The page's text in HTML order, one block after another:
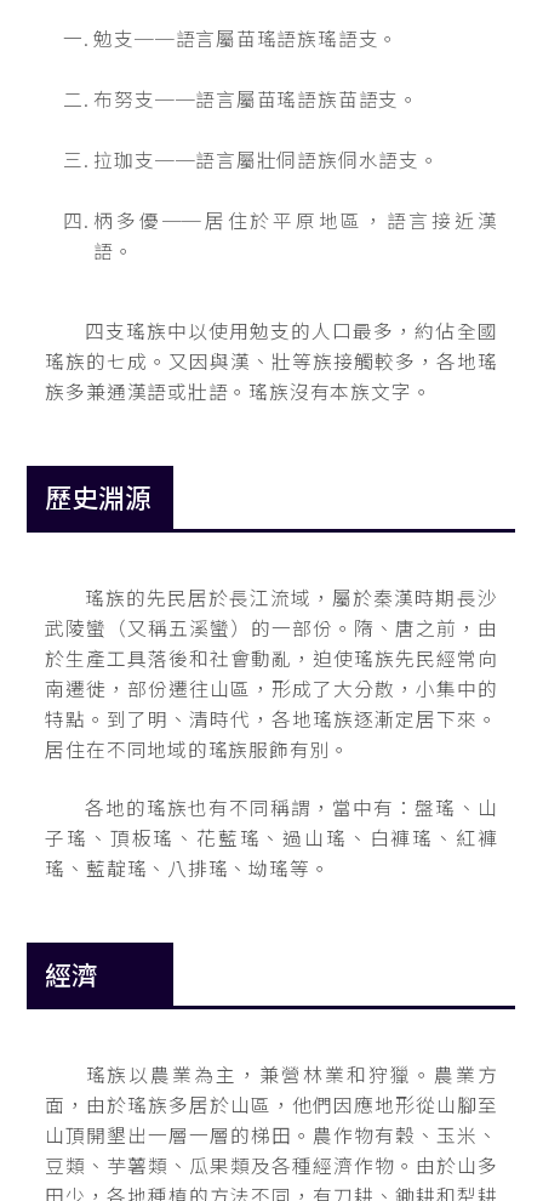
勉支──語言屬苗瑤語族瑤語支。
布努支──語言屬苗瑤語族苗語支。
拉珈支──語言屬壯侗語族侗水語支。
柄多優──居住於平原地區，語言接近漢
語。
四支瑤族中以使用勉支的人口最多，約佔全國
瑤族的七成。又因與漢、壯等族接觸較多，各地瑤
族多兼通漢語或壯語。瑤族沒有本族文字。
歷史淵源
瑤族的先民居於長江流域，屬於秦漢時期長沙
武陵蠻（又稱五溪蠻）的一部份。隋、唐之前，由
於生產工具落後和社會動亂，迫使瑤族先民經常向
南遷徙，部份遷往山區，形成了大分散，小集中的
特點。到了明、清時代，各地瑤族逐漸定居下來。
居住在不同地域的瑤族服飾有別。
各地的瑤族也有不同稱謂，當中有：盤瑤、山
子瑤、頂板瑤、花藍瑤、過山瑤、白褲瑤、紅褲
瑤、藍靛瑤、八排瑤、坳瑤等。
經濟
瑤族以農業為主，兼營林業和狩獵。農業方
面，由於瑤族多居於山區，他們因應地形從山腳至
山頂開墾出一層一層的梯田。農作物有穀、玉米、
豆類、芋薯類、瓜果類及各種經濟作物。由於山多
田少，各地種植的方法不同，有刀耕、鋤耕和犁耕